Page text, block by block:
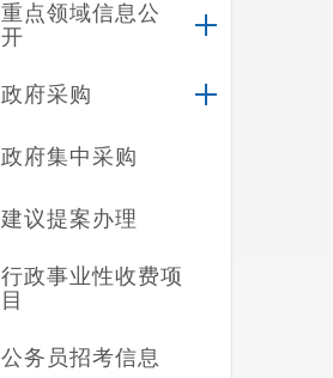
重点领域信息公
开
政府采购
政府集中采购
建议提案办理
行政事业性收费项
目
公务员招考信息